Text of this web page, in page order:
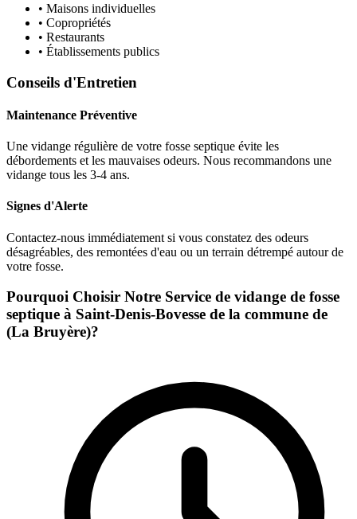
• Maisons individuelles
• Copropriétés
• Restaurants
• Établissements publics
Conseils d'Entretien
Maintenance Préventive
Une vidange régulière de votre fosse septique évite les
débordements et les mauvaises odeurs. Nous recommandons une
vidange tous les 3-4 ans.
Signes d'Alerte
Contactez-nous immédiatement si vous constatez des odeurs
désagréables, des remontées d'eau ou un terrain détrempé autour de
votre fosse.
Pourquoi Choisir Notre Service de vidange de fosse
septique à Saint-Denis-Bovesse de la commune de
(La Bruyère)?